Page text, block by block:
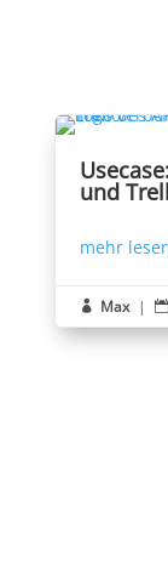
und
mehr
 Max | 